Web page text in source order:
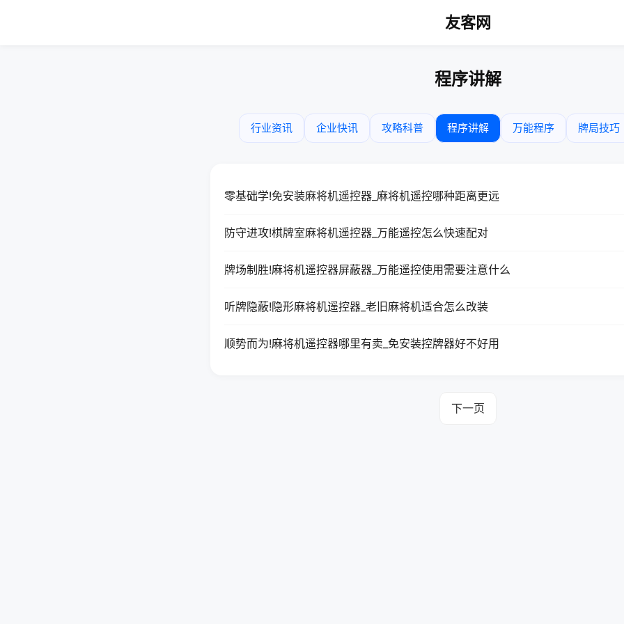
友客网
程序讲解
行业资讯 企业快讯 攻略科普 程序讲解 万能程序 牌局技巧
零基础学!免安装麻将机遥控器_麻将机遥控哪种距离更远
防守进攻!棋牌室麻将机遥控器_万能遥控怎么快速配对
牌场制胜!麻将机遥控器屏蔽器_万能遥控使用需要注意什么
听牌隐蔽!隐形麻将机遥控器_老旧麻将机适合怎么改装
顺势而为!麻将机遥控器哪里有卖_免安装控牌器好不好用
下一页